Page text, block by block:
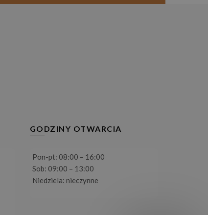
GODZINY OTWARCIA
Pon-pt: 08:00 – 16:00
Sob: 09:00 – 13:00
Niedziela: nieczynne